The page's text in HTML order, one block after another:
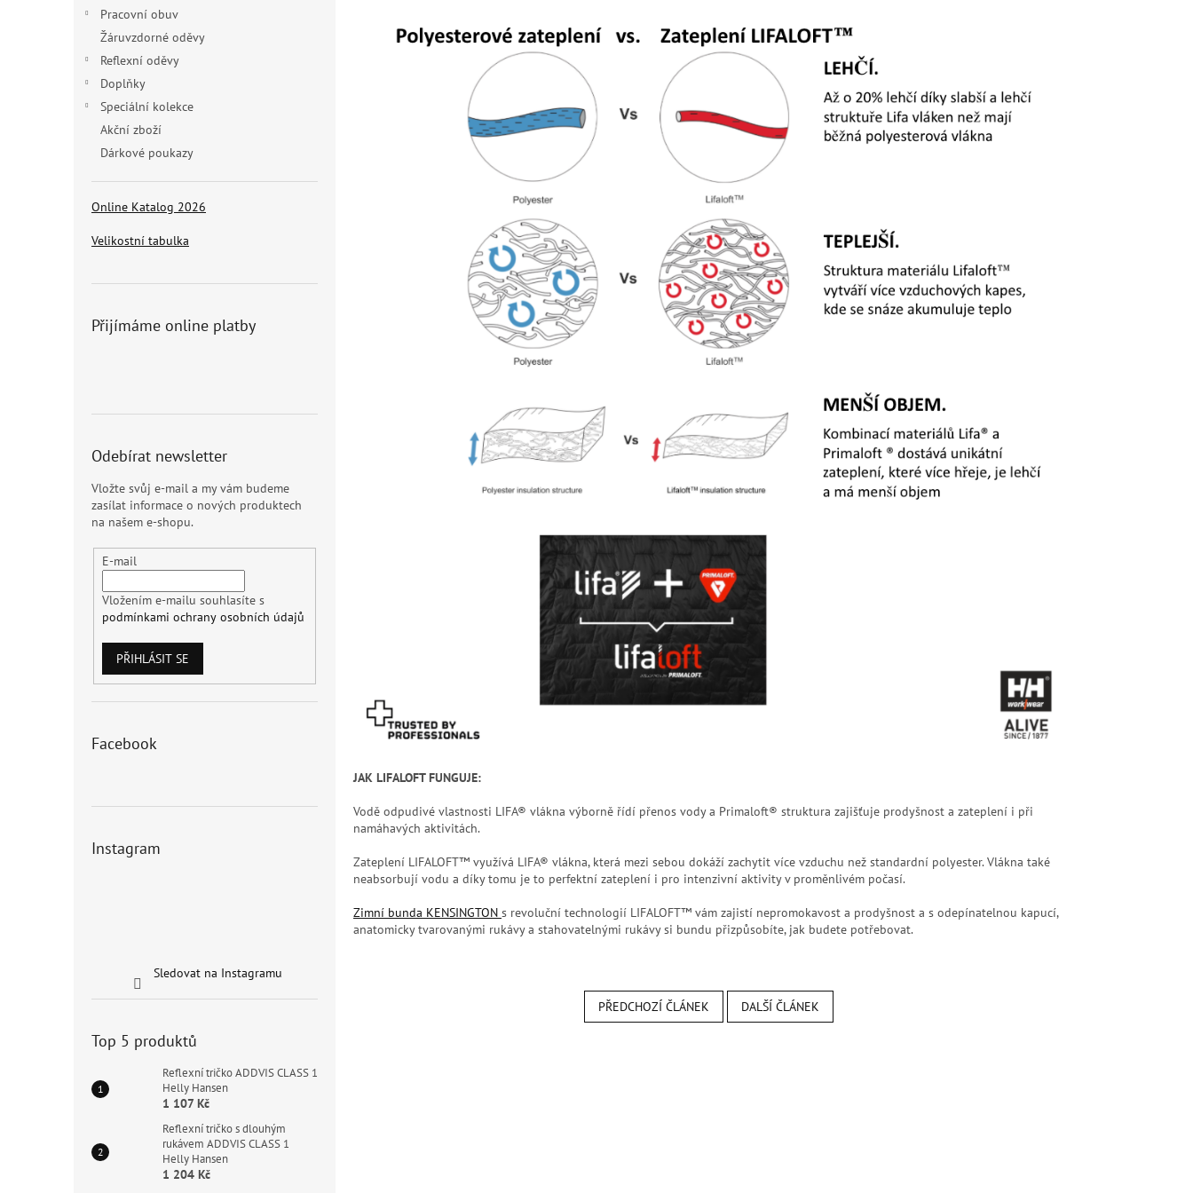
Pracovní obuv
Žáruvzdorné oděvy
Reflexní oděvy
Doplňky
Speciální kolekce
Akční zboží
Dárkové poukazy
Online Katalog 2026
Velikostní tabulka
Přijímáme online platby
Odebírat newsletter
Vložte svůj e-mail a my vám budeme
zasílat informace o nových produktech
na našem e-shopu.
E-mail
Vložením e-mailu souhlasíte s
podmínkami ochrany osobních údajů
PŘIHLÁSIT SE
Facebook
Instagram
Sledovat na Instagramu
Top 5 produktů
Reflexní tričko ADDVIS CLASS 1
Helly Hansen
1 107 Kč
Reflexní tričko s dlouhým
rukávem ADDVIS CLASS 1
Helly Hansen
1 204 Kč
JAK LIFALOFT FUNGUJE:
Vodě odpudivé vlastnosti LIFA® vlákna výborně řídí přenos vody a Primaloft® struktura zajišťuje prodyšnost a zateplení i při
namáhavých aktivitách.
Zateplení LIFALOFT™ využívá LIFA® vlákna, která mezi sebou dokáží zachytit více vzduchu než standardní polyester. Vlákna také
neabsorbují vodu a díky tomu je to perfektní zateplení i pro intenzivní aktivity v proměnlivém počasí.
Zimní bunda KENSINGTON s revoluční technologií LIFALOFT™ vám zajistí nepromokavost a prodyšnost a s odepínatelnou kapucí,
anatomicky tvarovanými rukávy a stahovatelnými rukávy si bundu přizpůsobíte, jak budete potřebovat.
PŘEDCHOZÍ ČLÁNEK DALŠÍ ČLÁNEK